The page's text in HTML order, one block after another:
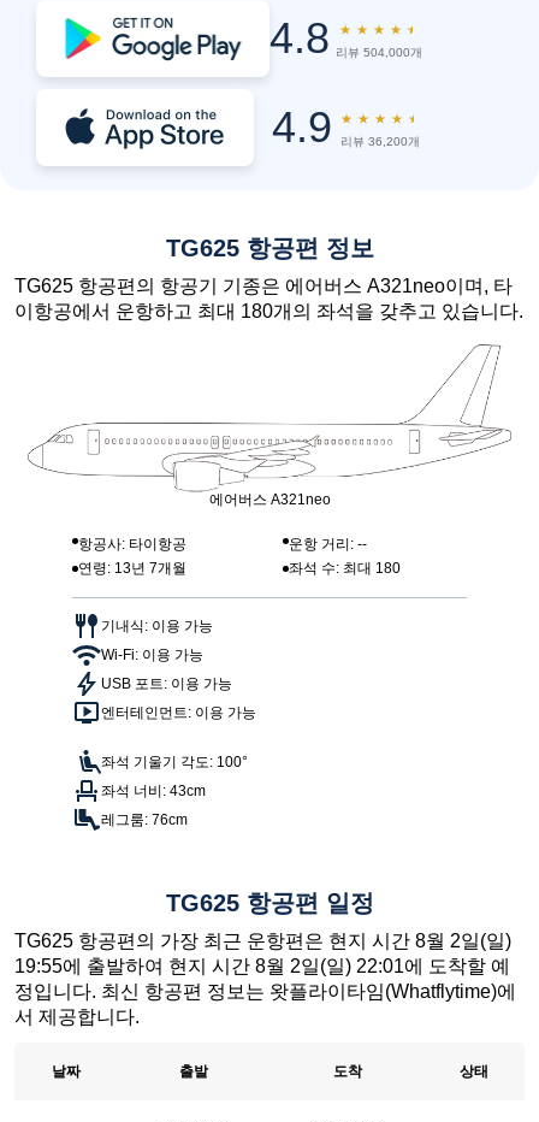
4.8 ★ ★ ★ ★ ★
리뷰 504,000개
4.9 ★ ★ ★ ★ ★
리뷰 36,200개
TG625 항공편 정보
TG625 항공편의 항공기 기종은 에어버스 A321neo이며, 타
이항공에서 운항하고 최대 180개의 좌석을 갖추고 있습니다.
에어버스 A321neo
항공사: 타이항공
운항 거리: --
연령: 13년 7개월
좌석 수: 최대 180
기내식: 이용 가능
Wi-Fi: 이용 가능
USB 포트: 이용 가능
엔터테인먼트: 이용 가능
좌석 기울기 각도: 100°
좌석 너비: 43cm
레그룸: 76cm
TG625 항공편 일정
TG625 항공편의 가장 최근 운항편은 현지 시간 8월 2일(일)
19:55에 출발하여 현지 시간 8월 2일(일) 22:01에 도착할 예
정입니다. 최신 항공편 정보는 왓플라이타임(Whatflytime)에
서 제공합니다.
날짜 출발 도착 상태